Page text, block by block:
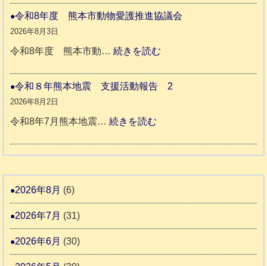
人
ホ
日
記
本
支
報
3
災
ッ
一
り
り
令和8年度 熊本市動物愛護推進協議会
2026年8月3日
令和8年度 熊本市動…続きを読む
和
市
令和８年熊本地震 支援活動報告 2
2026年8月2日
令和8年7月熊本地震…続きを読む
和
熊
震
2026年8月 (6)
2026年7月 (31)
2026年6月 (30)